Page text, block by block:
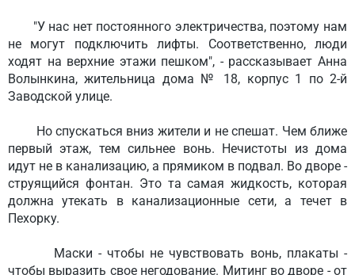
"У нас нет постоянного электричества, поэтому нам
не могут подключить лифты. Соответственно, люди
ходят на верхние этажи пешком", - рассказывает Анна
Волынкина, жительница дома № 18, корпус 1 по 2-й
Заводской улице.
Но спускаться вниз жители и не спешат. Чем ближе
первый этаж, тем сильнее вонь. Нечистоты из дома
идут не в канализацию, а прямиком в подвал. Во дворе -
струящийся фонтан. Это та самая жидкость, которая
должна утекать в канализационные сети, а течет в
Пехорку.
Маски - чтобы не чувствовать вонь, плакаты -
чтобы выразить свое негодование. Митинг во дворе - от